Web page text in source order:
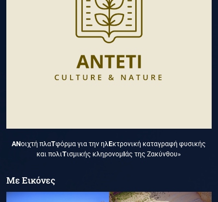
ΑΝοιχτή πλαΤφόρμα για την ηλΕκτρονική καταγραφή φυσικής
και πολιΤισμικής κληρονομΙάς της Ζακύνθου»
Με Εικόνες